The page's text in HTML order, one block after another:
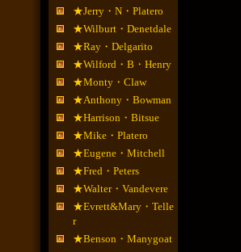
★Jerry・N・Platero
★Wilburt・Denetdale
★Ray・Delgarito
★Wilford・B・Henry
★Monty・Claw
★Anthony・Bowman
★Harrison・Bitsue
★Mike・Platero
★Eugene・Mitchell
★Fred・Peters
★Walter・Vandevere
★Evrett&Mary・Telle
r
★Benson・Manygoat